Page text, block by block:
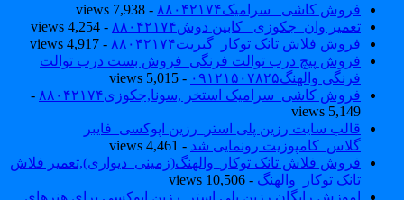
فروش کاشی _سرامیک۸۸۰۴۲۱۷۴
- 7,938 views
تعمیر وان_جکوزی_ کابین دوش۸۸۰۴۲۱۷۴
- 4,254 views
فروش فلاش تانک توکار_گبریت۸۸۰۴۲۱۷۴
- 4,917 views
فروش پیچ درب توالت فرنگی_فروش بست درب توالت
فرنگی والهنگ۰۹۱۲۱۵۰۷۸۲۵
- 5,015 views
فروش کاشی_سرامیک استخر ,سونا,جکوزی۸۸۰۴۲۱۷۴
-
5,149 views
قالب سایت رزین پلی استر_رزین اپوکسی_فایبر
گلاس_کامپوزیت رونمایی شد- 4,461 views
فروش فلاش تانک توکار_والهنگ(زمینی_دیواری),تعمیر فلاش
تانک توکار_والهنگ- 10,506 views
اموزش رایگان رزین پلی استر_رزین اپوکسی برای هنرهای